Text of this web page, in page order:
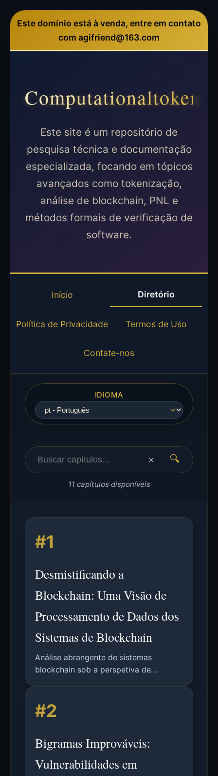
Este domínio está à venda, entre em contato
com agifriend@163.com
Computationaltoken
Este site é um repositório de
pesquisa técnica e documentação
especializada, focando em tópicos
avançados como tokenização,
análise de blockchain, PNL e
métodos formais de verificação de
software.
Início Diretório
Política de Privacidade Termos de Uso
Contate-nos
IDIOMA
🔍
✕
11 capítulos disponíveis
#1
Desmistificando a
Blockchain: Uma Visão de
Processamento de Dados dos
Sistemas de Blockchain
Análise abrangente de sistemas
blockchain sob a perspetiva de
protocolos de consenso, contratos
inteligentes e benchmarking de
BLOCKBENCH.
#2
Bigramas Improváveis:
Vulnerabilidades em